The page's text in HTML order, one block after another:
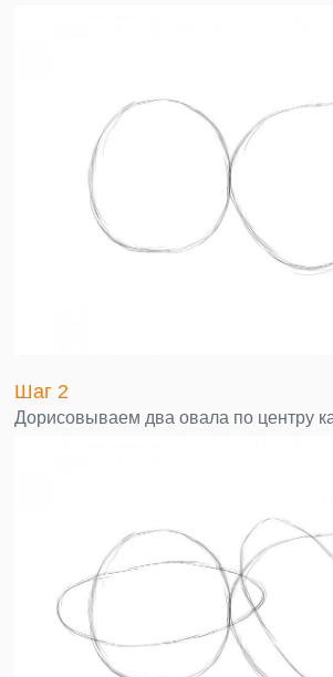
Шаг 2
Дорисовываем два овала по центру